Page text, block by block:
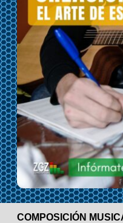
COMPOSICIÓN